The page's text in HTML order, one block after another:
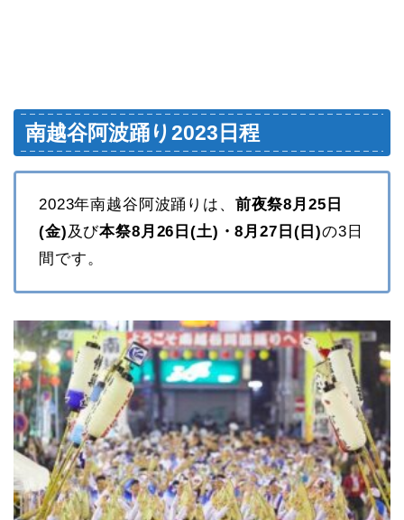
南越谷阿波踊り2023日程
2023年南越谷阿波踊りは、 前夜祭8月25日
(金) 及び本祭8月26日(土)・8月27日(日)の3日
間です。